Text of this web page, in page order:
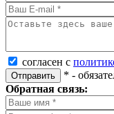
согласен с
Отправить * -
Обратная связь: